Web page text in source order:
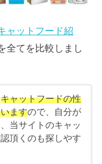
ャットフード紹
全てを比較しまし
キャットフードの性
ますので、自分が
当サイトのキャッ
頂くのも探しやす